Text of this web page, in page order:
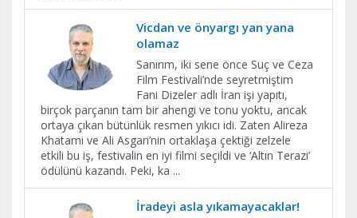
Vicdan ve önyargı yan yana
olamaz
Sanırım, iki sene önce Suç ve Ceza
Film Festivali’nde seyretmiştim
Fani Dizeler adlı İran işi yapıtı,
birçok parçanın tam bir ahengi ve tonu yoktu, ancak
ortaya çıkan bütünlük resmen yıkıcı idi. Zaten Alireza
Khatami ve Ali Asgari’nin ortaklaşa çektiği zelzele
etkili bu iş, festivalin en iyi filmi seçildi ve ‘Altın Terazi’
ödülünü kazandı. Peki, ka ...
İradeyi asla yıkamayacaklar!